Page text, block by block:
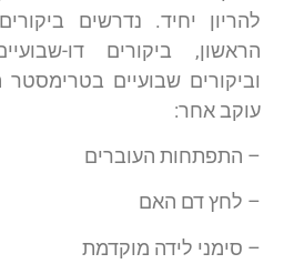
להריון יחיד. נדרשים
הראשון, ביקורים דו-
וביקורים שבועיים בטרימסטר
עוקב אחר:
– התפתחות העוברים
– לחץ דם האם
– סימני לידה מוקדמת